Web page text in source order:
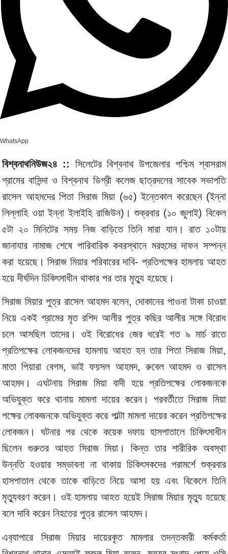
WhatsApp
বিশ্বনাথনিউজ২৪ :: সিলেটের বিশ্বনাথ উপজেলার পশ্চিম শ্বাসরাম
গ্রামের বাসিন্দা ও বিশ্বনাথ ডিগ্রী কলেজ ছাত্রদলের সাবেক সভাপতি
রাসেল আহমদের পিতা সিরাজ মিয়া (৬৫) ইন্তেকাল করেছেন (ইন্না
লিল্লাহি ওয়া ইন্না ইলাইহি রাজিউন)। শুক্রবার (১০ জুলাই) বিকেল
৫টা ২০ মিনিটের সময় নিজ বাড়িতে তিনি মারা যান। রাত ১০টায়
জানাযার নামাজ শেষে পারিবারিক কবরস্থানে মরহুমের দাফন সম্পন্ন
করা হয়েছে। সিরাজ মিয়ার পরিবারের দাবি- প্রতিপক্ষের হামলায় আহত
হয়ে দীর্ঘদিন চিকিৎসাধীন থাকার পর তার মৃত‌্যু হয়েছে।
সিরাজ মিয়ার পুত্র রাসেল আহমদ বলেন, দোকানের পাওনা টাকা চাওয়া
নিয়ে একই গ্রামের মৃত রশিদ আলীর পুত্র কছির আলীর সঙ্গে বিরোধ
চলে আসছিল তাদের। ওই বিরোধের জের ধরেই গত ৯ মার্চ রাতে
প্রতিপক্ষের লোকজনদের হামলায় আহত হন তার পিতা সিরাজ মিয়া,
মাতা পিয়ারা বেগম, ভাই ফয়সল আহমদ, রুবেল আহমদ ও রাসেল
আহমদ। এঘটনায় সিরাজ মিয়া বাদী হয়ে প্রতিপক্ষের লোকজনকে
অভিযুক্ত করে থানায় মামলা দায়ের করেন। পরবর্তীতে সিরাজ মিয়া
পক্ষের লোকজনকে অভিযুক্ত করে পাল্টা মামলা দায়ের করেন প্রতিপক্ষের
লোকজন। ঘটনার পর থেকে কয়েক দফায় হাসপাতালে চিকিৎসাধীন
ছিলেন গুরুতর আহত সিরাজ মিয়া। কিন্ত তার শারীরিক অবস্থা
উন্নতি হওয়ার সম্ভাবনা না থাকায় চিকিৎসকদের পরামর্শে শুক্রবার
হাসপাতাল থেকে তাকে বাড়িতে নিয়ে আসা হয় এবং বিকেলে তিনি
মৃত‌্যুবরণ করেন। ওই হামলায় আহত হয়েই সিরাজ মিয়ার মৃত‌্যু হয়েছে
বলে দাবি করেন নিহতের পুত্র রাসেল আহমদ।
এব‌্যাপারে সিরাজ মিয়ার দায়েরকৃত মামলার তদন্তকারী কর্মকর্তা